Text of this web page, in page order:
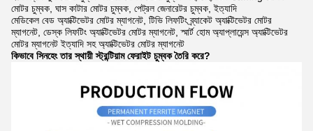
মোটর চুম্বক, ঘাস কাটার মোটর চুম্বক, পেট্রল জেনারেটর চুম্বক, ইত্যাদি
মেডিকেল বেড অ্যাক্টিভেটর মোটর ম্যাগনেট, টিভি লিফটিং ব্র্যাকেট অ্যাক্টিভেটর মোটর
ম্যাগনেট, ডেস্ক লিফটিং অ্যাক্টিভেটর মোটর ম্যাগনেট, স্মার্ট হোম অ্যাপ্লায়েন্স অ্যাক্টিভেটর
মোটর ম্যাগনেট ইত্যাদি সহ অ্যাক্টিভেটর মোটর ম্যাগনেট
কিভাবে সিনহেং তার স্থায়ী স্ট্রন্টিয়াম ফেরাইট চুম্বক তৈরি করে?